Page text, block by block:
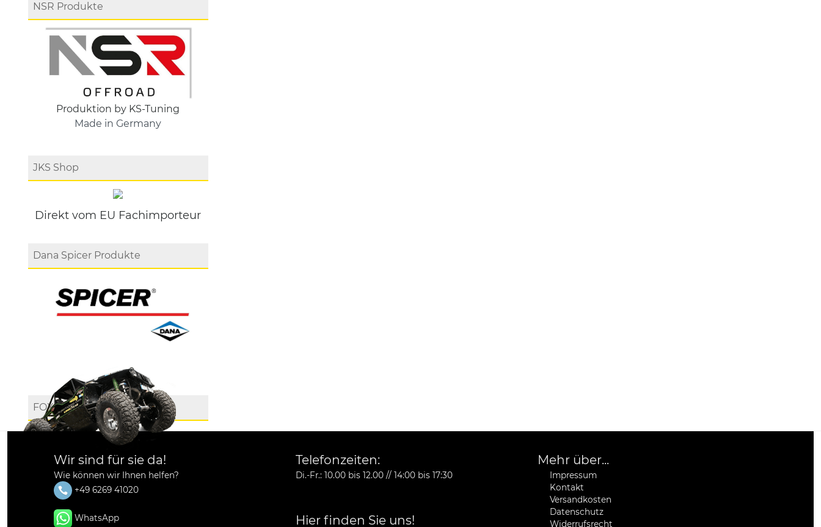
NSR Produkte
Produktion by KS-Tuning
Made in Germany
JKS Shop
Direkt vom EU Fachimporteur
Dana Spicer Produkte
FOX
Wir sind für sie da!
Wie können wir Ihnen helfen?
+49 6269 41020
WhatsApp
Telefonzeiten:
Di.-Fr.: 10.00 bis 12.00 // 14:00 bis 17:30
Hier finden Sie uns!
Mehr über...
Impressum
Kontakt
Versandkosten
Datenschutz
Widerrufsrecht